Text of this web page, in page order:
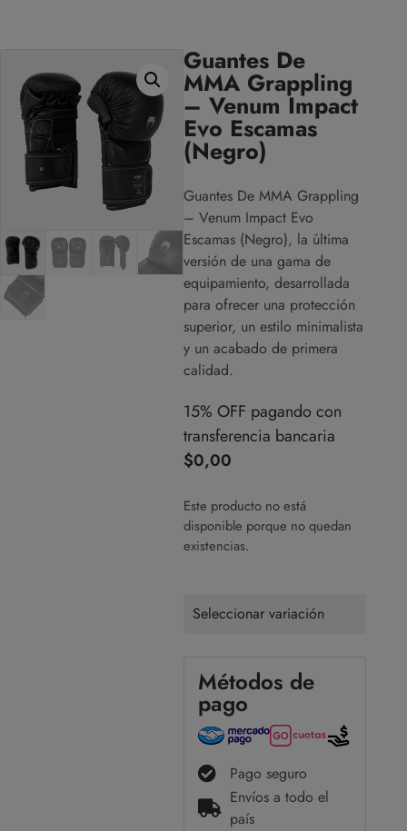
Guantes De
MMA Grappling
– Venum Impact
Evo Escamas
(Negro)
Guantes De MMA Grappling
– Venum Impact Evo
Escamas (Negro), la última
versión de una gama de
equipamiento, desarrollada
para ofrecer una protección
superior, un estilo minimalista
y un acabado de primera
calidad.
15% OFF pagando con
transferencia bancaria
$0,00
Este producto no está
disponible porque no quedan
existencias.
Seleccionar variación
Métodos de
pago
Pago seguro
Envíos a todo el
país